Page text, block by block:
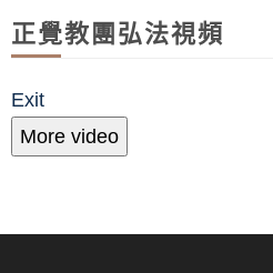
正覺教團弘法視頻
Exit
More video